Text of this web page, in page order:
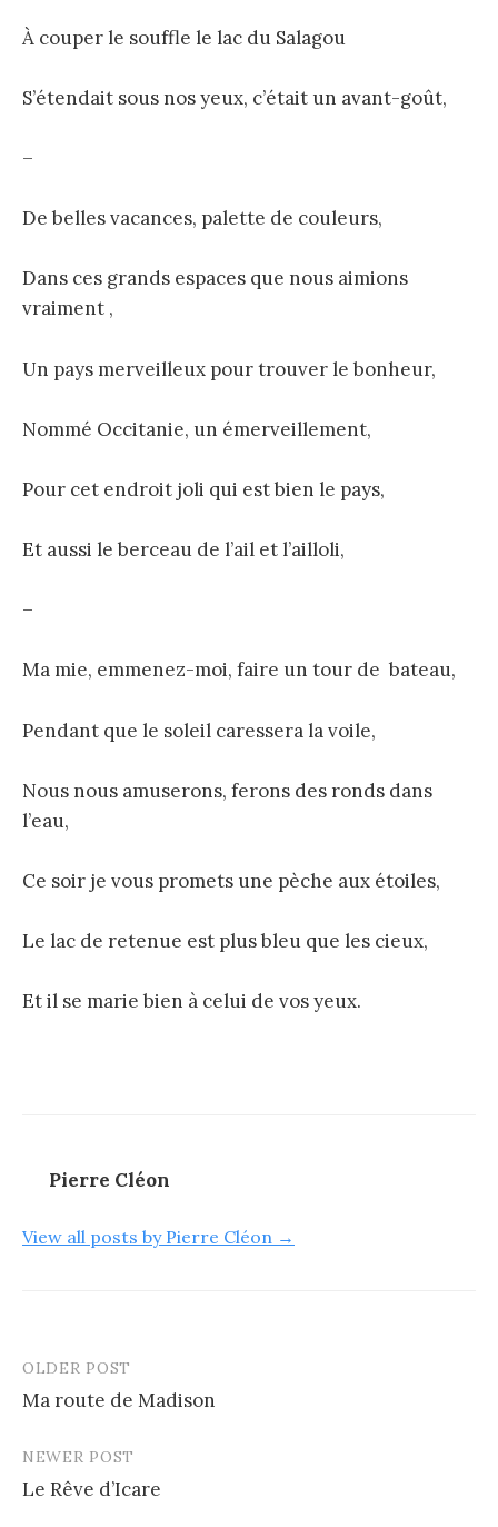
À couper le souffle le lac du Salagou
S’étendait sous nos yeux, c’était un avant-goût,
–
De belles vacances, palette de couleurs,
Dans ces grands espaces que nous aimions
vraiment ,
Un pays merveilleux pour trouver le bonheur,
Nommé Occitanie, un émerveillement,
Pour cet endroit joli qui est bien le pays,
Et aussi le berceau de l’ail et l’ailloli,
–
Ma mie, emmenez-moi, faire un tour de bateau,
Pendant que le soleil caressera la voile,
Nous nous amuserons, ferons des ronds dans
l’eau,
Ce soir je vous promets une pèche aux étoiles,
Le lac de retenue est plus bleu que les cieux,
Et il se marie bien à celui de vos yeux.
Pierre Cléon
View all posts by Pierre Cléon →
Post
navigation
OLDER POST
Ma route de Madison
NEWER POST
Le Rêve d’Icare